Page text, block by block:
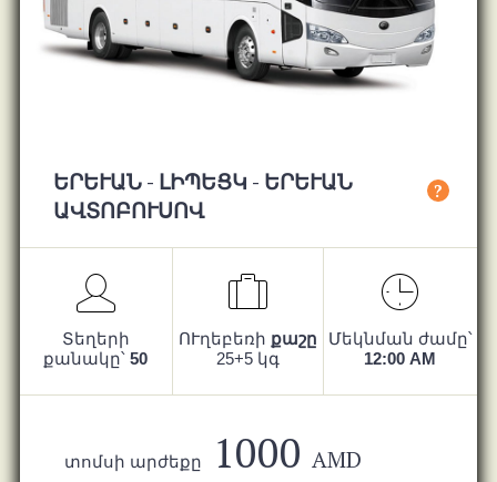
ԵՐԵՒԱՆ - ԼԻՊԵՑԿ - ԵՐԵՒԱՆ ԱՎ
ՏՈԲՈՒՍՈՎ
?
Տեղերի
քանակը՝50
ՈՒղեբեռի քաշը
25+5 կգ
Մեկնման ժամը՝
12:00 AM
տոմսի արժեքը 1000 AMD